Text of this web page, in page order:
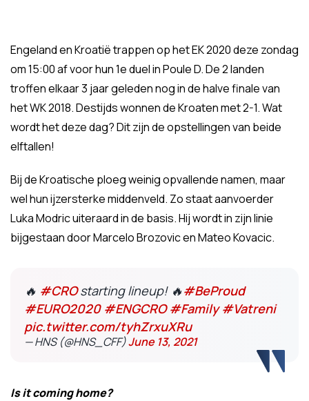
Engeland en Kroatië trappen op het EK 2020 deze zondag
om 15:00 af voor hun 1e duel in Poule D. De 2 landen
troffen elkaar 3 jaar geleden nog in de halve finale van
het WK 2018. Destijds wonnen de Kroaten met 2-1. Wat
wordt het deze dag? Dit zijn de opstellingen van beide
elftallen!
Bij de Kroatische ploeg weinig opvallende namen, maar
wel hun ijzersterke middenveld. Zo staat aanvoerder
Luka Modric uiteraard in de basis. Hij wordt in zijn linie
bijgestaan door Marcelo Brozovic en Mateo Kovacic.
🔥 #CROstarting lineup! 🔥#BeProud
#EURO2020 #ENGCRO #Family #Vatreni
pic.twitter.com/tyhZrxuXRu
— HNS (@HNS_CFF)June 13, 2021
Is it coming home?